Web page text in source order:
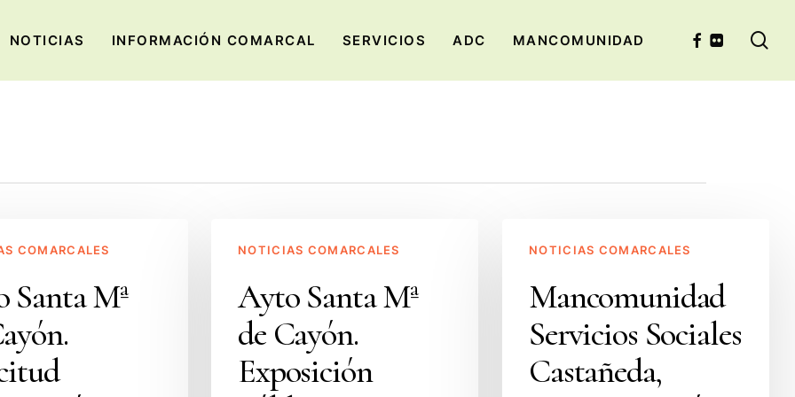
NOTICIAS INFORMACIÓN COMARCAL SERVICIOS ADC MANCOMUNIDAD FACEBOOK
FLICKR
COMARCALES
Santa Mª
Santa
Cayón.
pública
NOTICIAS COMARCALES
Ayto Santa Mª
de Cayón.
Exposición
Servicios
Castañeda,
Penagos,
NOTICIAS COMARCALES
Mancomunidad
Servicios Sociales
Castañeda,